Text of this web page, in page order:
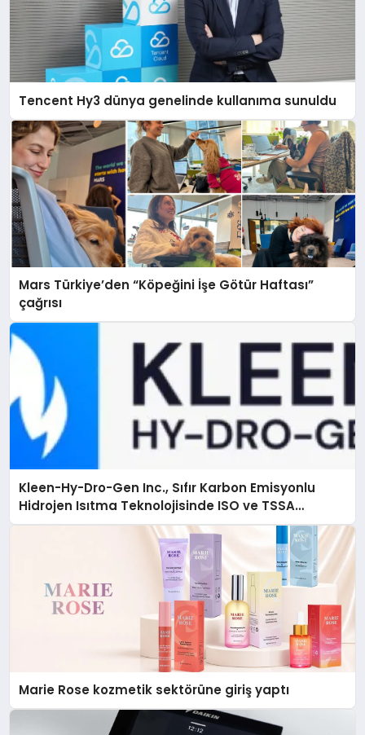
Tencent Hy3 dünya genelinde kullanıma sunuldu
Mars Türkiye’den “Köpeğini İşe Götür Haftası”
çağrısı
Kleen-Hy-Dro-Gen Inc., Sıfır Karbon Emisyonlu
Hidrojen Isıtma Teknolojisinde ISO ve TSSA
Düzenleyici Onaylarını Aldı
Marie Rose kozmetik sektörüne giriş yaptı